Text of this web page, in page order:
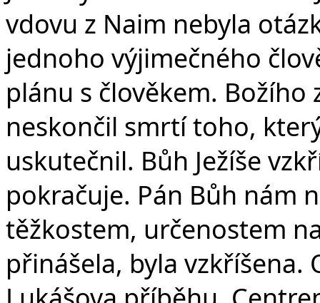
vdovu z Naim nebyla
jednoho výjimečného
plánu s člověkem. Božího
neskončil smrtí toho,
uskutečnil. Bůh Ježíše
pokračuje. Pán Bůh nám
těžkostem, určenostem
přinášela, byla vzkříšena.